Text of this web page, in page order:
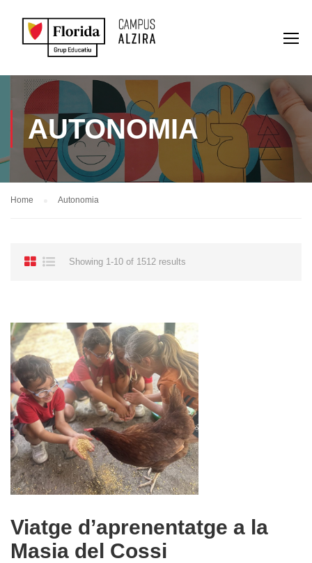
AUTONOMIA
Home Autonomia
Showing 1-10 of 1512 results
Viatge d’aprenentatge a la
Masia del Cossi